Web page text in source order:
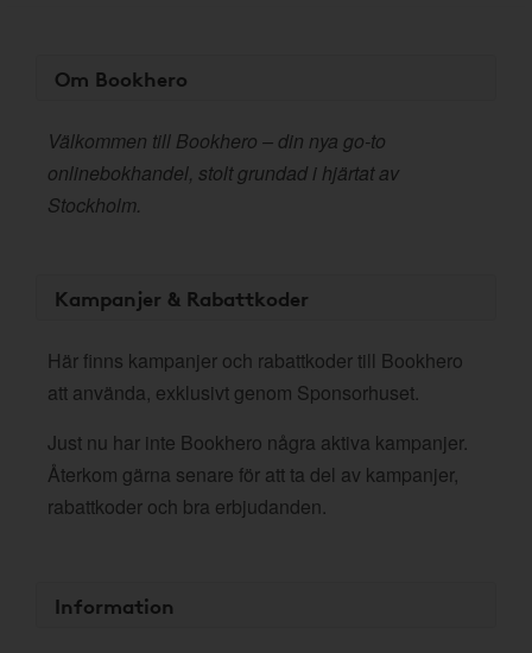
Om Bookhero
Välkommen till Bookhero – din nya go-to
onlinebokhandel, stolt grundad i hjärtat av
Stockholm.
Kampanjer & Rabattkoder
Här finns kampanjer och rabattkoder till Bookhero
att använda, exklusivt genom Sponsorhuset.
Just nu har inte Bookhero några aktiva kampanjer.
Återkom gärna senare för att ta del av kampanjer,
rabattkoder och bra erbjudanden.
Information